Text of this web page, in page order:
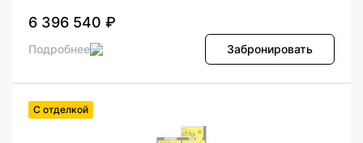
6 396 540 ₽
Подробнее Забронировать
С отделкой